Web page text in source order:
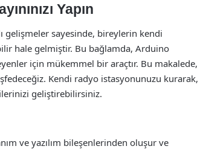
Yapın
gelişmeler sayesinde, bireylerin kendi
hale gelmiştir. Bu bağlamda, Arduino
için mükemmel bir araçtır. Bu makalede,
Kendi radyo istasyonunuzu kurarak,
geliştirebilirsiniz.
ve yazılım bileşenlerinden oluşur ve